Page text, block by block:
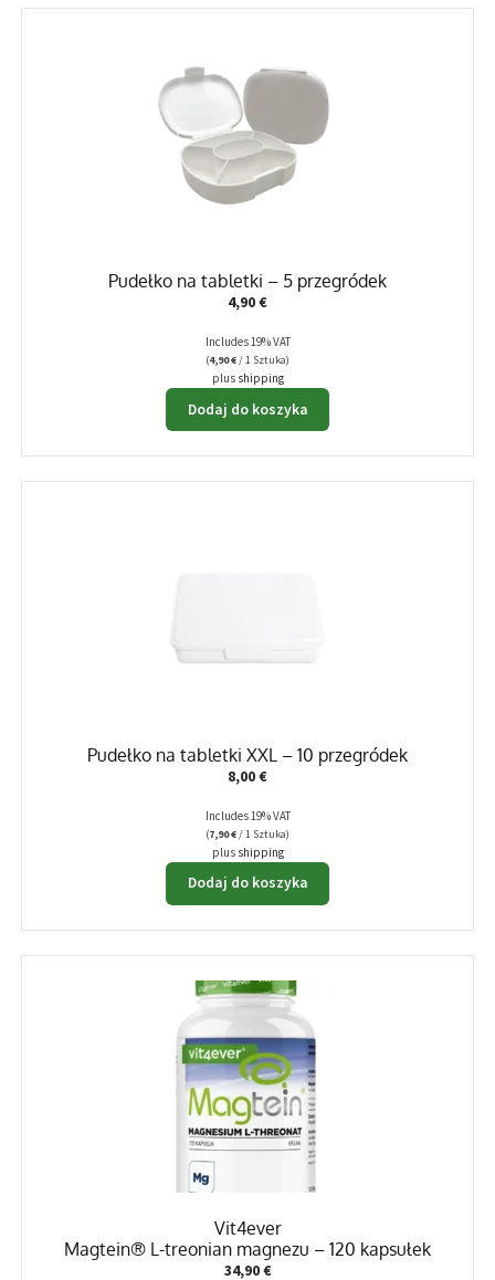
Pudełko na tabletki – 5 przegródek
4,90€
Includes 19% VAT
(4,90€/ 1 Sztuka)
plus shipping
Dodaj do koszyka
Pudełko na tabletki XXL – 10 przegródek
8,00€
Includes 19% VAT
(7,90€/ 1 Sztuka)
plus shipping
Dodaj do koszyka
Vit4ever
Magtein® L-treonian magnezu – 120 kapsułek
34,90€